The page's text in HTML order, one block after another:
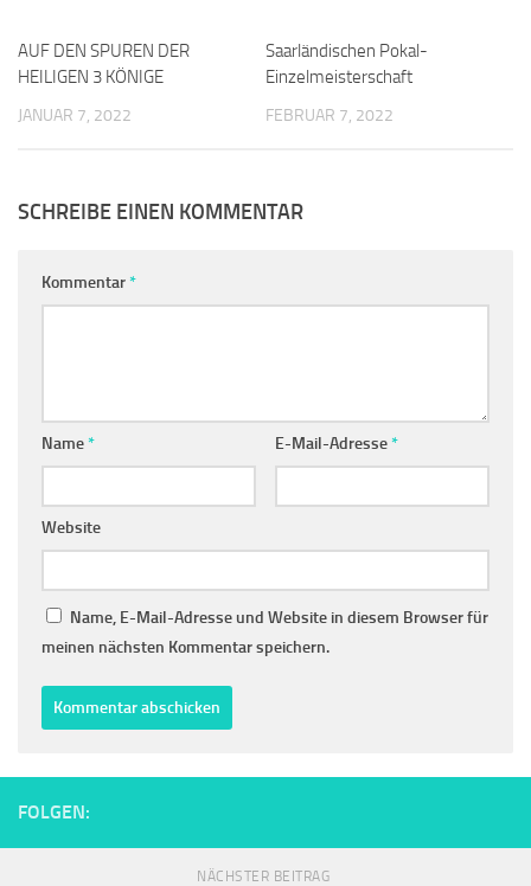
AUF DEN SPUREN DER
HEILIGEN 3 KÖNIGE
JANUAR 7, 2022
Saarländischen Pokal-
Einzelmeisterschaft
FEBRUAR 7, 2022
SCHREIBE EINEN KOMMENTAR
Kommentar*
Name* E-Mail-Adresse*
Website
Name, E-Mail-Adresse und Website in diesem Browser für
meinen nächsten Kommentar speichern.
FOLGEN:
NÄCHSTER BEITRAG